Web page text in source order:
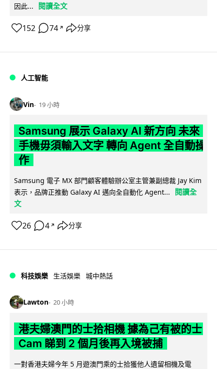
因此...
閱讀全文
152 74 ↗ 分享
人工智能
Vin 19 小時
Samsung 展示 Galaxy AI 新方向 未來
手機毋須輸入文字 轉向 Agent 全自動操
作
Samsung 電子 MX 部門顧客體驗辦公室主管兼副總裁 Jay Kim
表示，品牌正推動 Galaxy AI 邁向全自動化 Agent...
閱讀全
文
26 4 ↗ 分享
科技娛樂 生活娛樂 城中熱話
Lawton 20 小時
港夫婦澳門的士拾相機 據為己有被的士
Cam 睇到 2 個月後再入境被捕
一對香港夫婦今年 5 月遊澳門乘的士拾獲他人遺留相機及電